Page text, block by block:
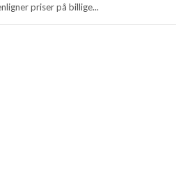
priser på billige...